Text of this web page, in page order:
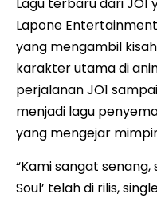
Lagu terbaru dari JO1
Lapone
yang mengambil
karakter utama di
perjalanan JO1
menjadi lagu
yang mengejar
“Kami sangat senang,
Soul’ telah di rilis,